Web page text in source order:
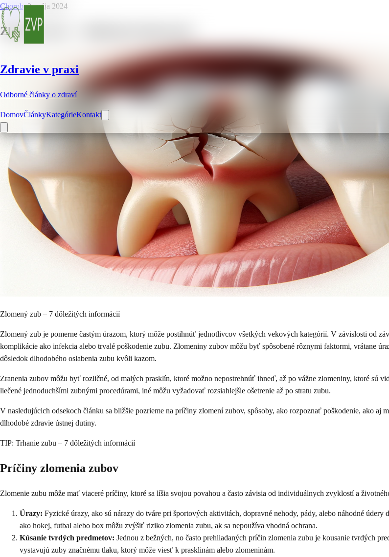
Zdravie v praxi
Odborné články o zdraví
DomovČlánkyKategórieKontakt
Choroby2. mája 2024
Zlomený zub – 7 dôležitých informácií
Zlomený zub – 7 dôležitých informácií
Zlomený zub je pomerne častým úrazom, ktorý môže postihnúť jednotlivcov všetkých vekových kategórií. V závislosti od
komplikácie ako infekcia alebo trvalé poškodenie zubu. Zlomeniny zubov môžu byť spôsobené rôznymi faktormi, vrátane
dôsledok dlhodobého oslabenia zubu kvôli kazom.
Zranenia zubov môžu byť rozličné, od malých prasklín, ktoré možno nepostrehnúť ihneď, až po vážne zlomeniny, ktoré
liečené jednoduchšími zubnými procedúrami, iné môžu vyžadovať rozsiahlejšie ošetrenie až po stratu zubu.
V nasledujúcich odsekoch článku sa bližšie pozrieme na príčiny zlomení zubov, spôsoby, ako rozpoznať poškodenie, ako aj
dlhodobé zdravie ústnej dutiny.
TIP: Trhanie zubu – 7 dôležitých informácií
Príčiny zlomenia zubov
Zlomenie zubu môže mať viaceré príčiny, ktoré sa líšia svojou povahou a často závisia od individuálnych zvyklostí a
Úrazy: Fyzické úrazy, ako sú nárazy do tváre pri športových aktivitách, dopravné nehody, pády, alebo náhodné
ako hokej, futbal alebo box môžu zvýšiť riziko zlomenia zubu, ak sa nepoužíva vhodná ochrana.
Kúsanie tvrdých predmetov: Jednou z bežných, no často prehliadaných príčin zlomenia zubu je kousanie tvrdých
vystavujú zuby značnému tlaku, ktorý môže viesť k prasklinám alebo zlomeninám.